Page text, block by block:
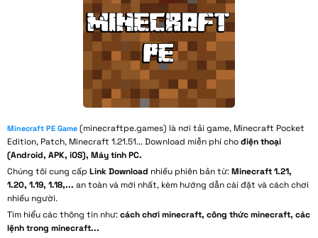
Minecraft PE Game(minecraftpe.games) là nơi tải game, Minecraft Pocket
Edition, Patch, Minecraft 1.21.51... Download miễn phí chođiện thoại
(Android, APK, iOS), Máy tính PC.
Chúng tôi cung cấp Link Download nhiều phiên bản từ:Minecraft 1.21,
1.20, 1.19, 1.18,... an toàn và mới nhất, kèm hướng dẫn cài đặt và cách chơi
nhiều người.
Tìm hiểu các thông tin như:cách chơi minecraft, công thức minecraft, các
lệnh trong minecraft...